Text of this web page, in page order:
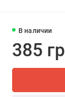
В наличии
385